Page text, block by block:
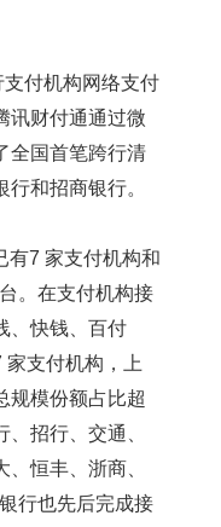
付机构网络支付
讯财付通通过微
全国首笔跨行清
和招商银行。
有7 家支付机构和
。在支付机构接
、快钱、百付
支付机构，上
规模份额占比超
招行、交通、
恒丰、浙商、
行也先后完成接